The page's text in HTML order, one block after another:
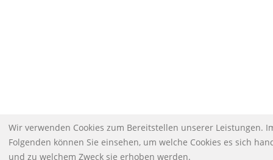
Wir verwenden Cookies zum Bereitstellen unserer Leistungen.
Folgenden können Sie einsehen, um welche Cookies es sich
und zu welchem Zweck sie erhoben werden.